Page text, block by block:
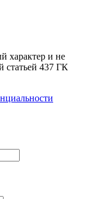
характер и не
статьей 437 ГК